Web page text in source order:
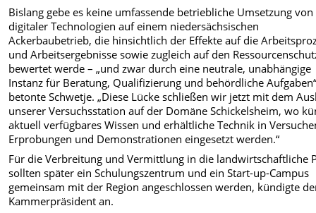
Bislang gebe es keine umfassende betriebliche Umsetzung von
digitaler Technologien auf einem niedersächsischen
Ackerbaubetrieb, die hinsichtlich der Effekte auf die
und Arbeitsergebnisse sowie zugleich auf den
bewertet werde – „und zwar durch eine neutrale, unabhängige
Instanz für Beratung, Qualifizierung und behördliche
betonte Schwetje. „Diese Lücke schließen wir jetzt mit dem
unserer Versuchsstation auf der Domäne Schickelsheim, wo
aktuell verfügbares Wissen und erhältliche Technik in
Erprobungen und Demonstrationen eingesetzt werden.“
Für die Verbreitung und Vermittlung in die landwirtschaftliche
sollten später ein Schulungszentrum und ein Start-up-Campus
gemeinsam mit der Region angeschlossen werden, kündigte
Kammerpräsident an.